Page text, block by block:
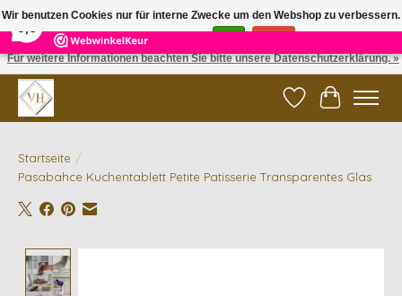
5 Reviews ×
✓ Gratis verzending vanaf €200 | ✓ 14 dagen retourneren
Wunschzettel
Ihr
Startseite /
Pasabahce Kuchentablett Petite Patisserie Transparentes Glas
Wir benutzen Cookies nur für interne Zwecke um den Webshop zu verbessern.
Ist das in Ordnung?
Für weitere Informationen beachten Sie bitte unsere Datenschutzerklärung. »